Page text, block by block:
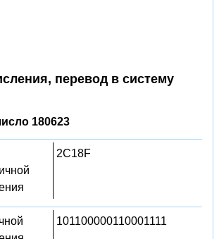
перевод в систему
180623
2C18F
101100000110001111